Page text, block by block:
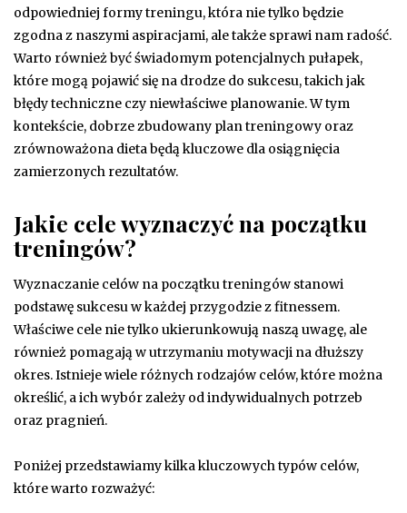
odpowiedniej formy treningu, która nie tylko będzie
zgodna z naszymi aspiracjami, ale także sprawi nam radość.
Warto również być świadomym potencjalnych pułapek,
które mogą pojawić się na drodze do sukcesu, takich jak
błędy techniczne czy niewłaściwe planowanie. W tym
kontekście, dobrze zbudowany plan treningowy oraz
zrównoważona dieta będą kluczowe dla osiągnięcia
zamierzonych rezultatów.
Jakie cele wyznaczyć na początku
treningów?
Wyznaczanie celów na początku treningów stanowi
podstawę sukcesu w każdej przygodzie z fitnessem.
Właściwe cele nie tylko ukierunkowują naszą uwagę, ale
również pomagają w utrzymaniu motywacji na dłuższy
okres. Istnieje wiele różnych rodzajów celów, które można
określić, a ich wybór zależy od indywidualnych potrzeb
oraz pragnień.
Poniżej przedstawiamy kilka kluczowych typów celów,
które warto rozważyć: